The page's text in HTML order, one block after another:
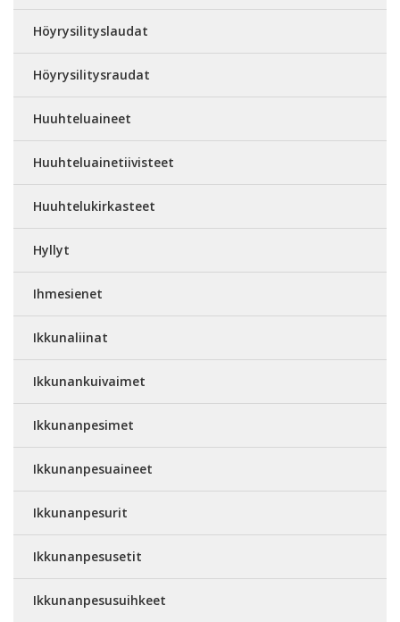
Höyrysilityslaudat
Höyrysilitysraudat
Huuhteluaineet
Huuhteluainetiivisteet
Huuhtelukirkasteet
Hyllyt
Ihmesienet
Ikkunaliinat
Ikkunankuivaimet
Ikkunanpesimet
Ikkunanpesuaineet
Ikkunanpesurit
Ikkunanpesusetit
Ikkunanpesusuihkeet